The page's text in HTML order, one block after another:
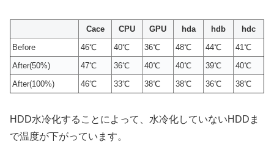
Cace CPU GPU hda hdb
hdc
Before
46℃ 40℃ 36℃ 48℃ 44℃
41℃
After(50%)
47℃ 36℃ 40℃ 40℃ 39℃
40℃
After(100%)
46℃ 33℃ 38℃ 38℃ 36℃ 38℃
HDD水冷化することによって、水冷化していないHDDま
で温度が下がっています。